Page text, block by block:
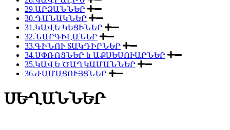
29.ԱՐՁԱՆՆԵՐ
30.ԴԱՆԱԿՆԵՐ
31.ԿԱՎԵ ԿԵՑԻՆԵՐ
32.ՆԱՐԳԻԼԱՆԵՐ
33.ԳԻՆՈՒ ՏԱԿԴԻՐՆԵՐ
34.ՍՓՌՈՑՆԵՐ և ԱՔՍԵՍՈՒԱՐՆԵՐ
35.ԿԱՎԵ ԾԱՂԿԱՄԱՆՆԵՐ
36.ԺԱՄԱՑՈՒՅՑՆԵՐ
ՍԵՂԱՆՆԵՐ